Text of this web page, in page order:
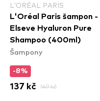
L’ORÉAL PARIS
L'Oréal Paris šampon -
Elseve Hyaluron Pure
Shampoo (400ml)
Šampony
-8%
137 kč 149 kč